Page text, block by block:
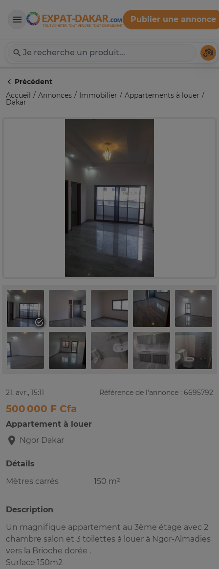
Expat-Dakar
Publier une annonce
Précédent
Accueil
Annonces Immobilier Appartements à louer
Dakar
21. avr., 15:11 Référence de l'annonce : 6695792
500 000 F Cfa
Appartement à louer
Ngor Dakar
Détails
Mètres carrés
150 m²
Description
Un magnifique appartement au 3ème étage avec 2
chambre salon et 3 toilettes à louer à Ngor-Almadies
vers la Brioche dorée .
Surface 150m2